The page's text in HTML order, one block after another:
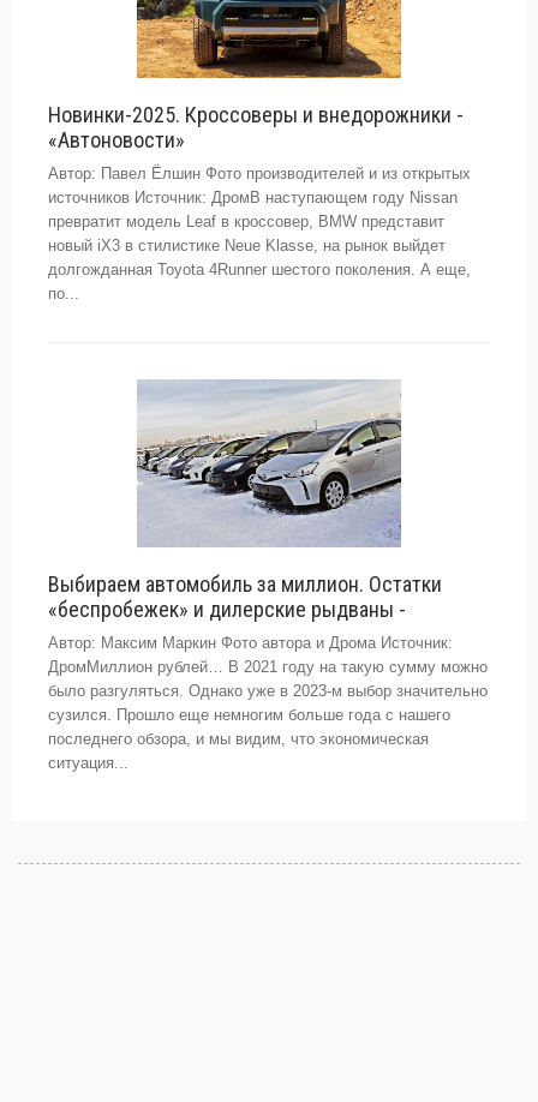
Новинки-2025. Кроссоверы и внедорожники -
«Автоновости»
Автор: Павел Ёлшин Фото производителей и из открытых
источников Источник: ДромВ наступающем году Nissan
превратит модель Leaf в кроссовер, BMW представит
новый iX3 в стилистике Neue Klasse, на рынок выйдет
долгожданная Toyota 4Runner шестого поколения. А еще,
по...
Выбираем автомобиль за миллион. Остатки
«беспробежек» и дилерские рыдваны -
Автор: Максим Маркин Фото автора и Дрома Источник:
ДромМиллион рублей… В 2021 году на такую сумму можно
было разгуляться. Однако уже в 2023-м выбор значительно
сузился. Прошло еще немногим больше года с нашего
последнего обзора, и мы видим, что экономическая
ситуация...